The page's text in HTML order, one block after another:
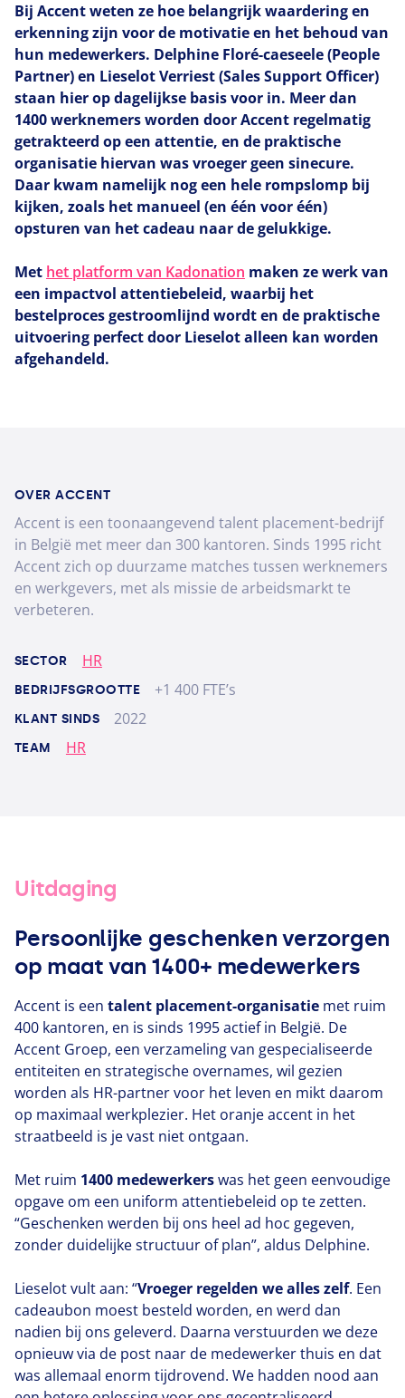
Bij Accent weten ze hoe belangrijk waardering en
erkenning zijn voor de motivatie en het behoud van
hun medewerkers. Delphine Floré-caeseele (People
Partner) en Lieselot Verriest (Sales Support Officer)
staan hier op dagelijkse basis voor in. Meer dan
1400 werknemers worden door Accent regelmatig
getrakteerd op een attentie, en de praktische
organisatie hiervan was vroeger geen sinecure.
Daar kwam namelijk nog een hele rompslomp bij
kijken, zoals het manueel (en één voor één)
opsturen van het cadeau naar de gelukkige.
Met het platform van Kadonation maken ze werk van
een impactvol attentiebeleid, waarbij het
bestelproces gestroomlijnd wordt en de praktische
uitvoering perfect door Lieselot alleen kan worden
afgehandeld.
OVER ACCENT
Accent is een toonaangevend talent placement-bedrijf
in België met meer dan 300 kantoren. Sinds 1995 richt
Accent zich op duurzame matches tussen werknemers
en werkgevers, met als missie de arbeidsmarkt te
verbeteren.
SECTOR HR
BEDRIJFSGROOTTE +1 400 FTE’s
KLANT SINDS 2022
TEAM HR
Uitdaging
Persoonlijke geschenken verzorgen
op maat van 1400+ medewerkers
Accent is een talent placement-organisatie met ruim
400 kantoren, en is sinds 1995actief in België. De
Accent Groep, een verzameling van gespecialiseerde
entiteiten en strategische overnames, wil gezien
worden als HR-partner voor het leven en mikt daarom
op maximaal werkplezier. Het oranje accent in het
straatbeeld is je vast niet ontgaan.
Met ruim 1400 medewerkerswas het geen eenvoudige
opgave om een uniform attentiebeleid op te zetten.
“Geschenken werden bij ons heel ad hoc gegeven,
zonder duidelijke structuur of plan”, aldus Delphine.
Lieselot vult aan: “Vroeger regelden we alles zelf. Een
cadeaubon moest besteld worden, en werd dan
nadien bij ons geleverd. Daarna verstuurden we deze
opnieuw via de post naar de medewerker thuis en dat
was allemaal enorm tijdrovend. We hadden nood aan